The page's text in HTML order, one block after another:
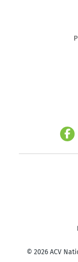
© 2026 ACV